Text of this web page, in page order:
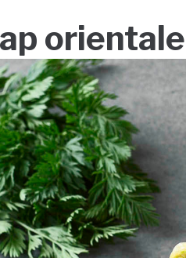
orientale